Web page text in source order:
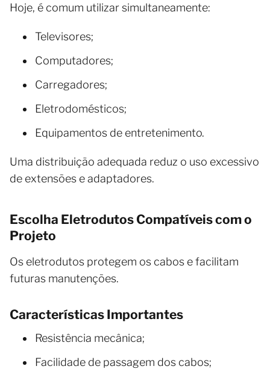
Hoje, é comum utilizar simultaneamente:
Televisores;
Computadores;
Carregadores;
Eletrodomésticos;
Equipamentos de entretenimento.
Uma distribuição adequada reduz o uso excessivo
de extensões e adaptadores.
Escolha Eletrodutos Compatíveis com o
Projeto
Os eletrodutos protegem os cabos e facilitam
futuras manutenções.
Características Importantes
Resistência mecânica;
Facilidade de passagem dos cabos;